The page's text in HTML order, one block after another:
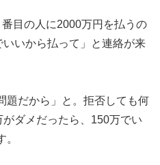
目の人に2000万円を払うの
いから払って」と連絡が来
題だから」と。拒否しても何
ダメだったら、150万でい